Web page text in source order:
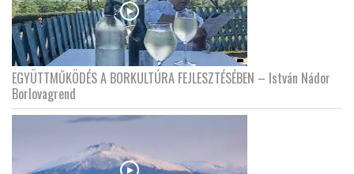
EGYÜTTMŰKÖDÉS A BORKULTÚRA FEJLESZTÉSÉBEN – István Nádor
Borlovagrend